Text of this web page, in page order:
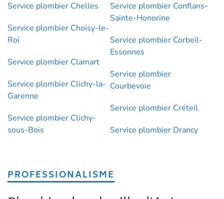
Service plombier Chelles
Service plombier Choisy-le-
Roi
Service plombier Clamart
Service plombier Clichy-la-
Garenne
Service plombier Clichy-
sous-Bois
Service plombier Conflans-
Sainte-Honorine
Service plombier Corbeil-
Essonnes
Service plombier
Courbevoie
Service plombier Créteil
Service plombier Drancy
PROFESSIONALISME